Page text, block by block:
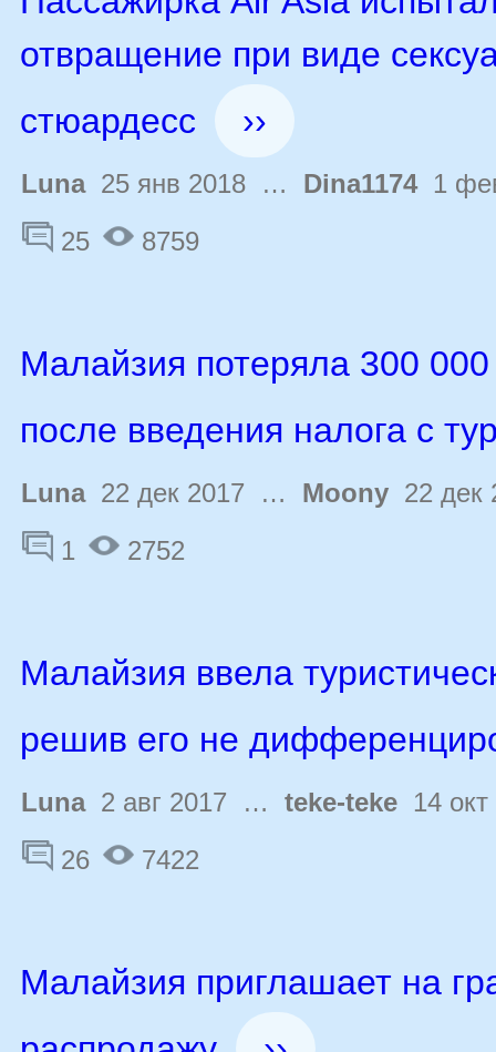
отвращение при виде
стюардесс
››
Luna25 янв 2018 … Dina11741
25
8759
Малайзия потеряла 300 000
после введения налога с
Luna22 дек 2017 … Moony 22 дек
1
2752
Малайзия ввела
решив его не
Luna2 авг 2017 … teke-teke 14
26
7422
Малайзия приглашает на